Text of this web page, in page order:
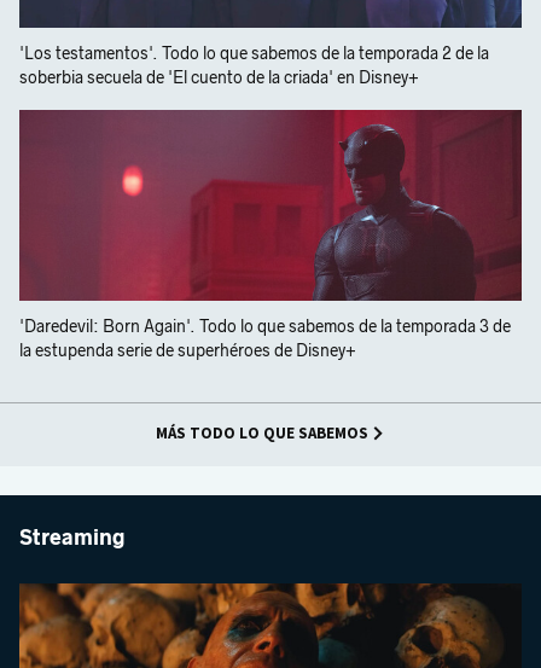
'Los testamentos'. Todo lo que sabemos de la temporada 2 de la
soberbia secuela de 'El cuento de la criada' en Disney+
'Daredevil: Born Again'. Todo lo que sabemos de la temporada 3 de
la estupenda serie de superhéroes de Disney+
MÁS TODO LO QUE SABEMOS
Streaming